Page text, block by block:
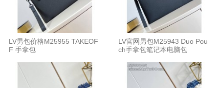
LV男包价格M25955 TAKEOF
F 手拿包
LV官网男包M25943 Duo Pou
ch手拿包笔记本电脑包